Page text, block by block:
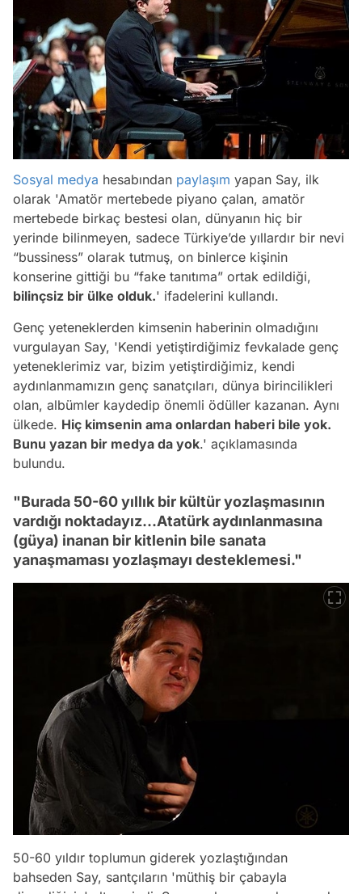
Sosyal medya hesabından paylaşım yapan Say, ilk
olarak 'Amatör mertebede piyano çalan, amatör
mertebede birkaç bestesi olan, dünyanın hiç bir
yerinde bilinmeyen, sadece Türkiye’de yıllardır bir nevi
“bussiness” olarak tutmuş, on binlerce kişinin
konserine gittiği bu “fake tanıtıma” ortak edildiği,
bilinçsiz bir ülke olduk.' ifadelerini kullandı.
Genç yeteneklerden kimsenin haberinin olmadığını
vurgulayan Say, 'Kendi yetiştirdiğimiz fevkalade genç
yeteneklerimiz var, bizim yetiştirdiğimiz, kendi
aydınlanmamızın genç sanatçıları, dünya birincilikleri
olan, albümler kaydedip önemli ödüller kazanan. Aynı
ülkede. Hiç kimsenin ama onlardan haberi bile yok.
Bunu yazan bir medya da yok.' açıklamasında
bulundu.
"Burada 50-60 yıllık bir kültür yozlaşmasının
vardığı noktadayız...Atatürk aydınlanmasına
(güya) inanan bir kitlenin bile sanata
yanaşmaması yozlaşmayı desteklemesi."
50-60 yıldır toplumun giderek yozlaştığından
bahseden Say, santçıların 'müthiş bir çabayla